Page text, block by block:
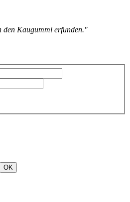
den Kaugummi erfunden."